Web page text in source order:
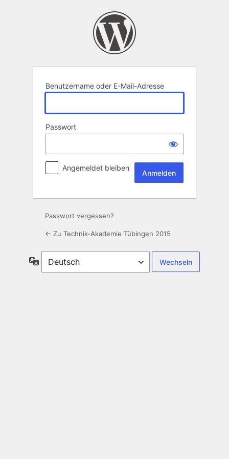
Benutzername oder E-Mail-Adresse
Passwort
Angemeldet bleiben
Passwort vergessen?
← Zu Technik-Akademie Tübingen 2015
Sprache